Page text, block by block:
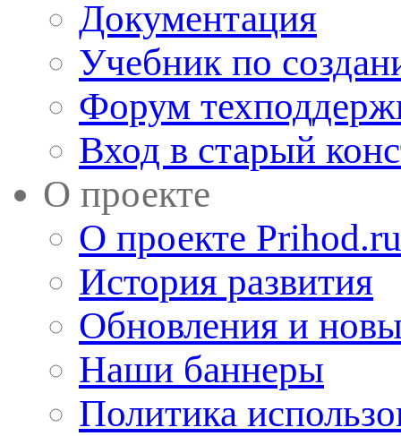
Документация
Учебник по
Форум
Вход в старый
О проекте
О проекте Prihod.ru
История развития
Обновления и
Наши баннеры
Политика